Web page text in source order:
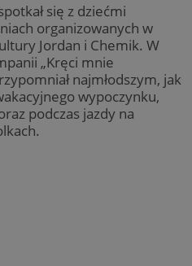
się z dziećmi
organizowanych w
Jordan i Chemik. W
„Kręci mnie
najmłodszym, jak
wypoczynku,
podczas jazdy na